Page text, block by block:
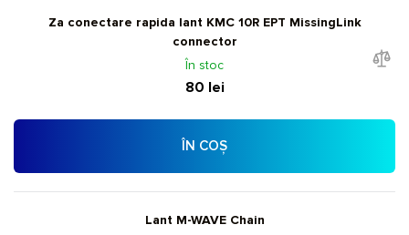
Za conectare rapida lant KMC 10R EPT MissingLink
connector
În stoc
80 lei
ÎN COȘ
Lant M-WAVE Chain